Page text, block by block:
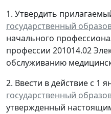
1. Утвердить
государственный
начального
профессии 201014.02
обслуживанию
2. Ввести в действие с 1
государственный
утвержденный